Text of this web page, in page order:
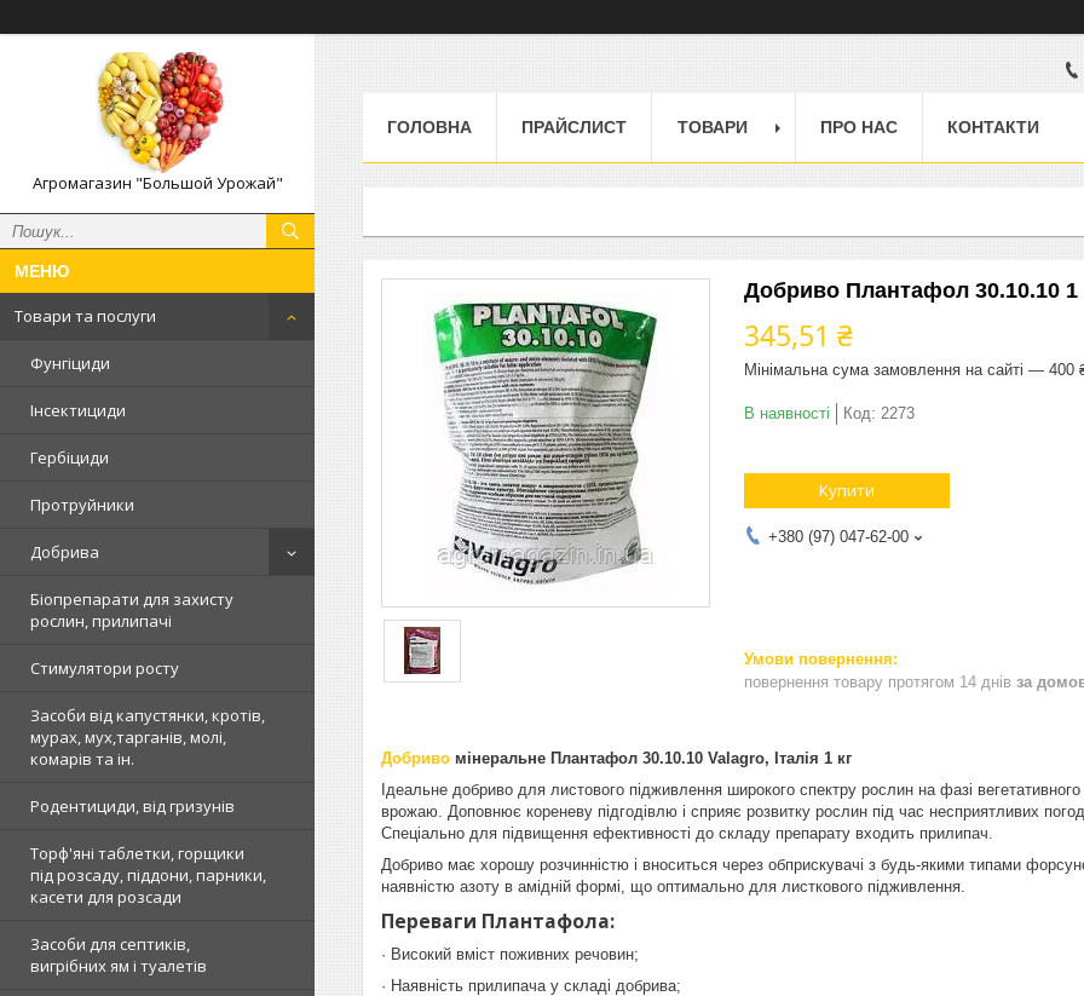
Агромагазин "Большой Урожай"
Товари та послуги
Фунгіциди
Інсектициди
Гербіциди
Протруйники
Добрива
Біопрепарати для захисту
рослин, прилипачі
Стимулятори росту
Засоби від капустянки, кротів,
мурах, мух,тарганів, молі,
комарів та ін.
Родентициди, від гризунів
Торф'яні таблетки, горщики
під розсаду, піддони, парники,
касети для розсади
Засоби для септиків,
вигрібних ям і туалетів
ГОЛОВНА ПРАЙСЛИСТ ТОВАРИ ПРО НАС КОНТАКТИ
Добриво Плантафол 30.10.10 1
345,51 ₴
Мінімальна сума замовлення на сайті — 400
В наявності Код: 2273
Купити
+380 (97) 047-62-00
повернення товару протягом 14 днів за
Добриво мінеральне Плантафол 30.10.10 Valagro, Італія 1 кг
Ідеальне добриво для листового підживлення широкого спектру рослин на фазі
врожаю. Доповнює кореневу підгодівлю і сприяє розвитку рослин під час несприятливих
Спеціально для підвищення ефективності до складу препарату входить прилипач.
Добриво має хорошу розчинністю і вноситься через обприскувачі з будь-якими типами
наявністю азоту в амідній формі, що оптимально для листкового підживлення.
Переваги Плантафола:
· Високий вміст поживних речовин;
· Наявність прилипача у складі добрива;